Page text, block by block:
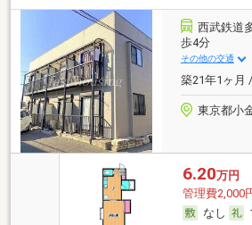
西武鉄道
歩4分
その他の交通
築21年1ヶ月
東京都小
6.20万円
管理費2,000
なし